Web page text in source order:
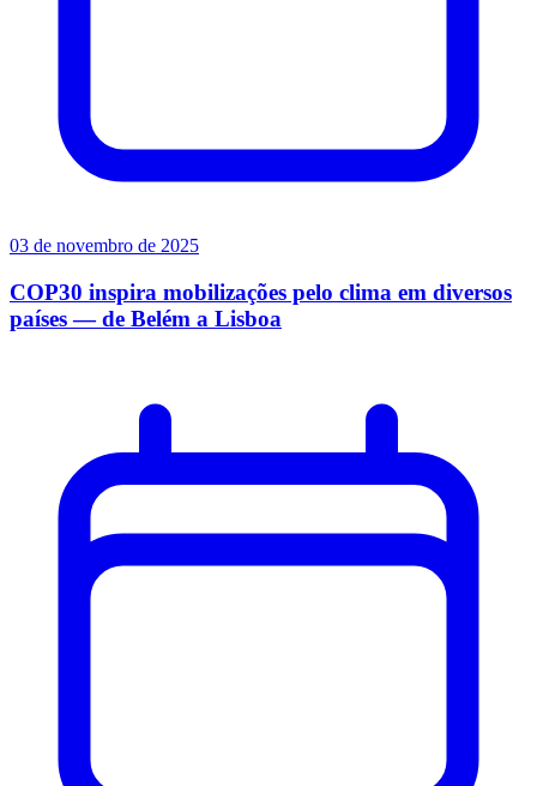
03 de novembro de 2025
COP30 inspira mobilizações pelo clima em diversos
países — de Belém a Lisboa